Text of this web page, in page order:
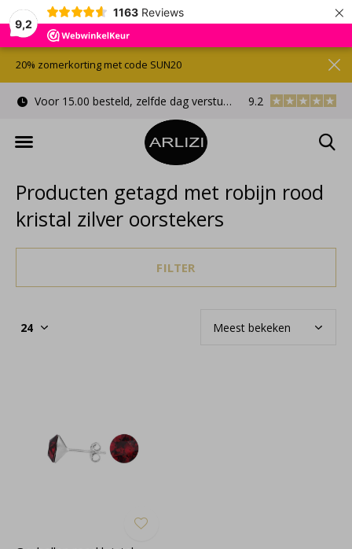
9,2
1163 Reviews ×
Voor 15.00 besteld, zelfde dag verstuurd Gratis
9.2
20% zomerkorting met code SUN20
Producten getagd met robijn rood
kristal zilver oorstekers
FILTER